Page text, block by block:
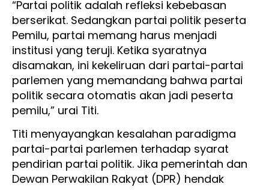
“Partai politik adalah refleksi kebebasan
berserikat. Sedangkan partai politik peserta
Pemilu, partai memang harus menjadi
institusi yang teruji. Ketika syaratnya
disamakan, ini kekeliruan dari partai-partai
parlemen yang memandang bahwa partai
politik secara otomatis akan jadi peserta
pemilu,” urai Titi.
Titi menyayangkan kesalahan paradigma
partai-partai parlemen terhadap syarat
pendirian partai politik. Jika pemerintah dan
Dewan Perwakilan Rakyat (DPR) hendak